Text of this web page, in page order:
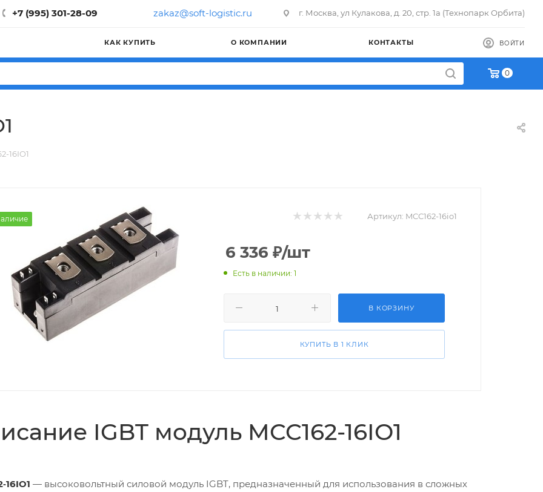
+7 (995) 301-28-09 zakaz@soft-logistic.ru г. Москва, ул Кулакова, д. 20, стр. 1а (Технопарк Орбита)
КАК КУПИТЬ О КОМПАНИИ КОНТАКТЫ ВОЙТИ
0
16IO1
Артикул: MCC162-16io1
6 336 ₽/шт
Есть в наличии: 1
В КОРЗИНУ
КУПИТЬ В 1 КЛИК
IGBT модуль MCC162-16IO1
— высоковольтный силовой модуль IGBT, предназначенный для использования в сложных